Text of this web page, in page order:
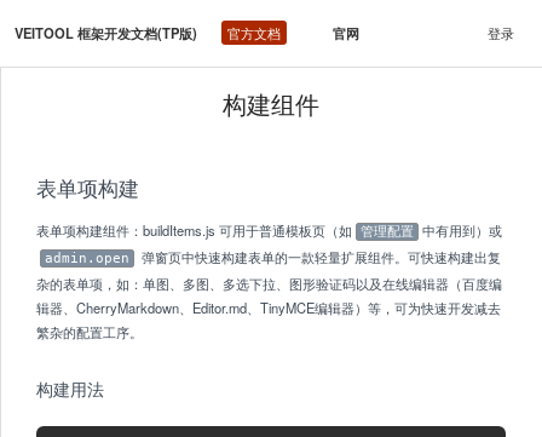
VEITOOL 框架开发文档(TP版) 官方文档 官网 登录
构建组件
表单项构建
表单项构建组件：buildItems.js 可用于普通模板页（如 管理配置 中有用到）或
admin.open
弹窗页中快速构建表单的一款轻量扩展组件。可快速构建出复
杂的表单项，如：单图、多图、多选下拉、图形验证码以及在线编辑器（百度编
辑器、CherryMarkdown、Editor.md、TinyMCE编辑器）等，可为快速开发减去
繁杂的配置工序。
构建用法